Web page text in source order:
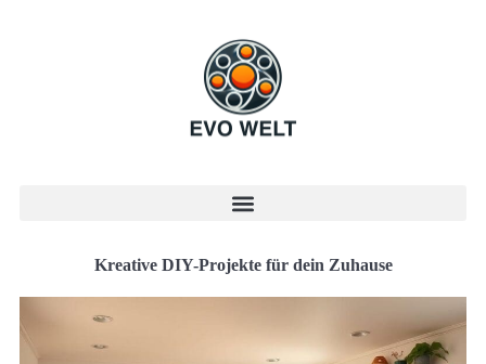
Kreative DIY-Projekte für dein Zuhause